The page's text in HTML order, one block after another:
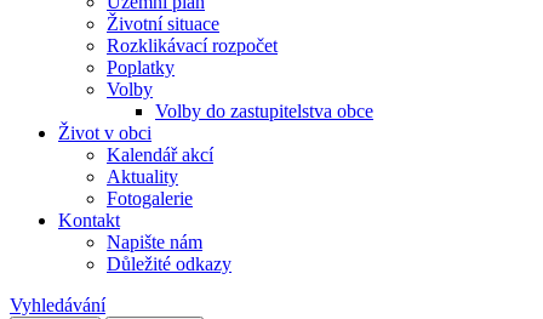
Životní situace
Rozklikávací rozpočet
Poplatky
Volby
Volby do zastupitelstva obce
Život v obci
Kalendář akcí
Aktuality
Fotogalerie
Kontakt
Napište nám
Důležité odkazy
Vyhledávání